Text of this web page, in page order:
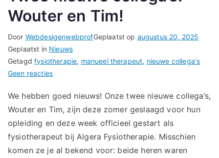
Wouter en Tim!
Door WebdesigenwebprofGeplaatst op augustus 20, 2025
Geplaatst in Nieuws
Getagdfysiotherapie, manueel therapeut, nieuwe collega's
Geen reactiesop
nieuwe
collega’s:
Wouter
en
Tim!
We hebben goed nieuws! Onze twee nieuwe collega’s,
Wouter en Tim, zijn deze zomer geslaagd voor hun
opleiding en deze week officieel gestart als
fysiotherapeut bij Algera Fysiotherapie. Misschien
komen ze je al bekend voor: beide heren waren